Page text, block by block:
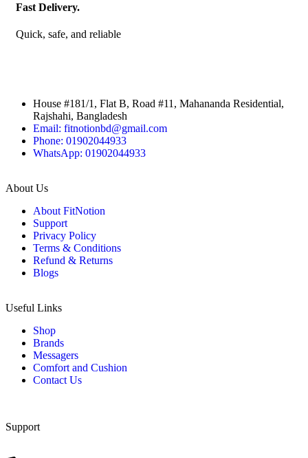
Fast Delivery.
Quick, safe, and reliable
House #181/1, Flat B, Road #11, Mahananda Residential,
Rajshahi, Bangladesh
Email: fitnotionbd@gmail.com
Phone: 01902044933
WhatsApp: 01902044933
About Us
About FitNotion
Support
Privacy Policy
Terms & Conditions
Refund & Returns
Blogs
Useful Links
Shop
Brands
Messagers
Comfort and Cushion
Contact Us
Support